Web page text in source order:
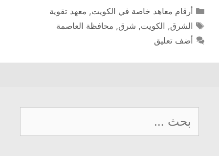
التصنيفات
أرقام معاهد خاصة في الكويت, معهد تقوية
الوسوم
الشرق, الكويت, شرق, محافظة العاصمة
أضف تعليق
عن: